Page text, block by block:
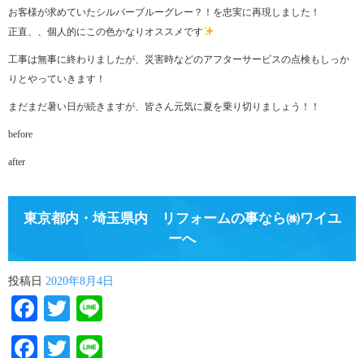
お客様が求めていたシルバーブルーグレー？！を忠実に再現しました！
正直、、個人的にこの色かなりオススメです
工事は無事に終わりましたが、災害時などのアフターサービスの点検もしっか
りとやっていきます！
まだまだ暑い日が続きますが、皆さん元気に夏を乗り切りましょう！！
before
after
東京都内・埼玉県内 リフォームの事なら㈱ワイユ
ーへ
投稿日 2020年8月4日
Facebook
Twitter
Facebook
Twitter